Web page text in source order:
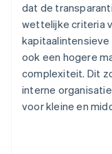
dat de
wettelijke criteria
ook een hogere
complexiteit. Dit
interne
voor kleine en